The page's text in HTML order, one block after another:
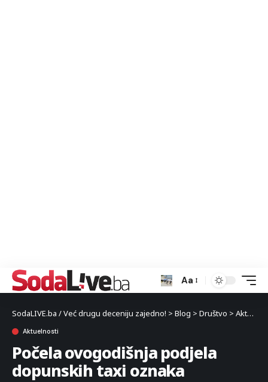
Aa
SodaLIVE.ba / Već drugu deceniju zajedno! > Blog > Društvo > Aktuelnosti
Aktuelnosti
Počela ovogodišnja podjela
dopunskih taxi oznaka